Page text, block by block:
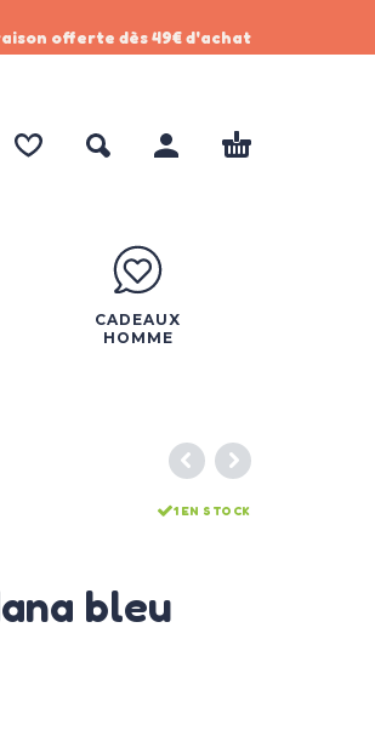
offerte dès 49€ d'achat
CADEAUX
HOMME
1 EN STOCK
bleu